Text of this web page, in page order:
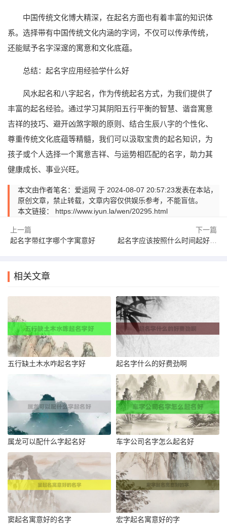
中国传统文化博大精深，在起名方面也有着丰富的知识体
系。选择带有中国传统文化内涵的字词，不仅可以传承传统，
还能赋予名字深邃的寓意和文化底蕴。
总结：起名字应用经验学什么好
风水起名和八字起名，作为传统起名方式，为我们提供了
丰富的起名经验。通过学习其阴阳五行平衡的智慧、谐音寓意
吉祥的技巧、避开凶煞字眼的原则、结合生辰八字的个性化、
尊重传统文化底蕴等精髓，我们可以汲取宝贵的起名知识，为
孩子或个人选择一个寓意吉祥、与运势相匹配的名字，助力其
健康成长、事业兴旺。
本文由作者笔名：爱运网 于 2024-08-07 20:57:23发表在本站，
原创文章，禁止转载，文章内容仅供娱乐参考，不能盲信。
本文链接： https://www.iyun.la/wen/20295.html
上一篇
起名字带红字哪个字寓意好
下一篇
起名字应该按照什么时间起好一点
相关文章
五行缺土木水咋起名字好 起名字什么的好费劲啊
属龙可以配什么字起名好 车字公司名字怎么起名好
窦起名寓意好的名字 宏字起名寓意好的字